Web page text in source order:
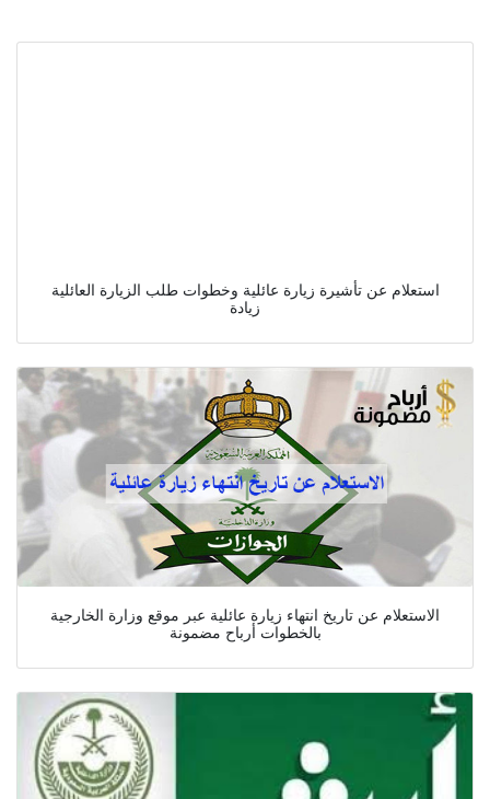
استعلام عن تأشيرة زيارة عائلية وخطوات طلب الزيارة العائلية
زيادة
الاستعلام عن تاريخ انتهاء زيارة عائلية عبر موقع وزارة الخارجية
بالخطوات أرباح مضمونة